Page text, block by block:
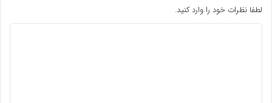
لطفا نظرات خود را وارد کنید.